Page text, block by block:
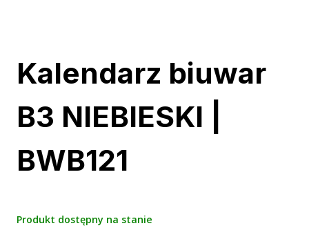
Kalendarz biuwar
B3 NIEBIESKI |
BWB121
Produkt dostępny na stanie